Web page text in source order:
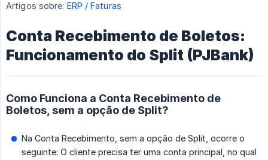
Artigos sobre: ERP / Faturas
Conta Recebimento de Boletos:
Funcionamento do Split (PJBank)
Como Funciona a Conta Recebimento de
Boletos, sem a opção de Split?
Na Conta Recebimento, sem a opção de Split, ocorre o
seguinte: O cliente precisa ter uma conta principal, no qual